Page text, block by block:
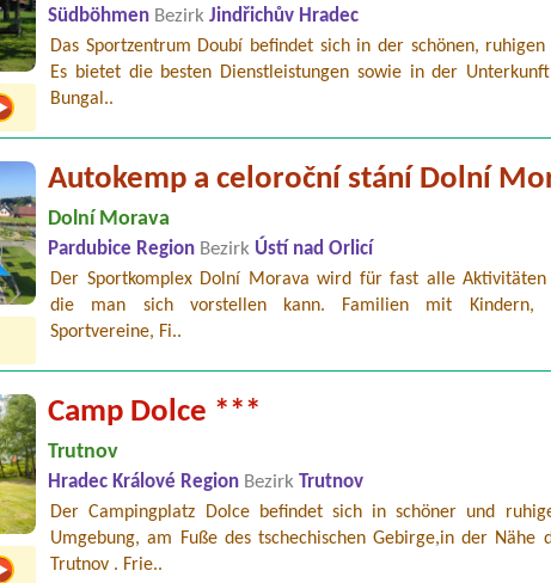
Südböhmen Bezirk Jindřichův Hradec
Das Sportzentrum Doubí befindet sich in der schönen, ruhigen
Es bietet die besten Dienstleistungen sowie in der
Bungal..
Autokemp a celoroční stání Dolní
Dolní Morava
Pardubice Region Bezirk Ústí nad Orlicí
Der Sportkomplex Dolní Morava wird für fast alle Aktivitäten
die man sich vorstellen kann. Familien mit Kindern,
Sportvereine, Fi..
Camp Dolce ***
Trutnov
Hradec Králové Region Bezirk Trutnov
Der Campingplatz Dolce befindet sich in schöner und
Umgebung, am Fuße des tschechischen Gebirge,in der Nähe
Trutnov . Frie..